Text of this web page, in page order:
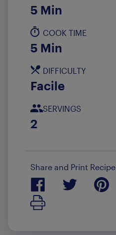
5 Min
COOK TIME
5 Min
DIFFICULTY
Facile
SERVINGS
2
Share and Print Recipe